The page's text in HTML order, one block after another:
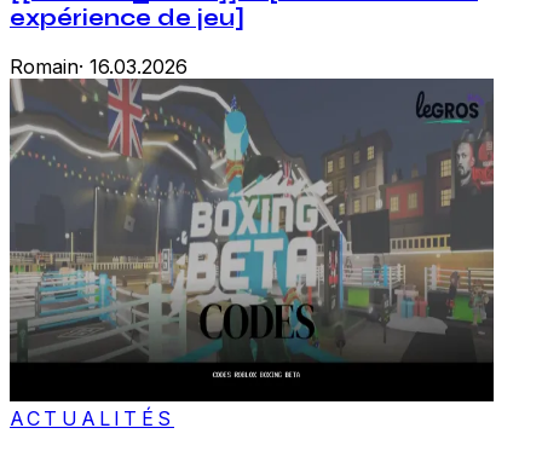
expérience de jeu]
Romain· 16.03.2026
ACTUALITÉS